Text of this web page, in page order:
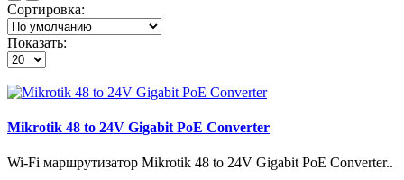
Сортировка:
Показать:
Mikrotik 48 to 24V Gigabit PoE Converter
Wi-Fi маршрутизатор Mikrotik 48 to 24V Gigabit PoE Converter..